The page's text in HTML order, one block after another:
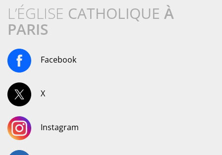
L’ÉGLISE CATHOLIQUE À
PARIS
Facebook
X
Instagram